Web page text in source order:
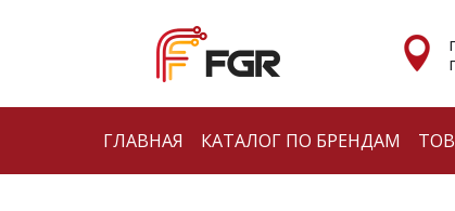
ГЛАВНАЯ КАТАЛОГ ПО БРЕНДАМ